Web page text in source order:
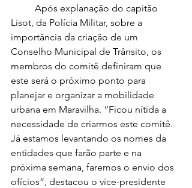
Lisot, da Polícia Militar, sobre a
importância da criação de um
Conselho Municipal de Trânsito, os
membros do comitê definiram que
este será o próximo ponto para
planejar e organizar a mobilidade
urbana em Maravilha. “Ficou nítida a
necessidade de criarmos este comitê.
Já estamos levantando os nomes da
entidades que farão parte e na
próxima semana, faremos o envio dos
ofícios”, destacou o vice-presidente